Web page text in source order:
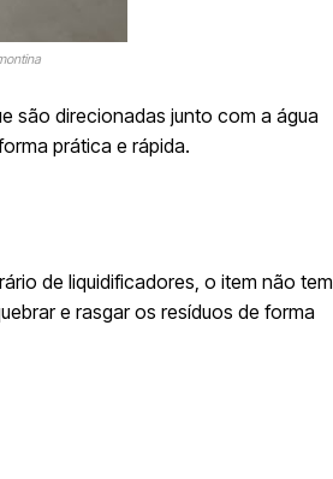
são direcionadas junto com a água
prática e rápida.
de liquidificadores, o item não tem
e rasgar os resíduos de forma